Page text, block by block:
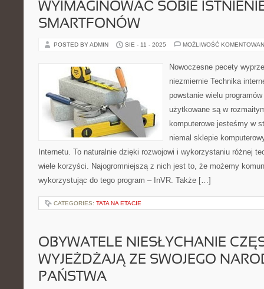
WYIMAGINOWAĆ SOBIE
SMARTFONÓW
POSTED BY ADMIN SIE - 11 - 2025 MOŻLIWOŚĆ
Nowoczesne pecety
niezmiernie Technika
powstanie wielu
użytkowane są w
komputerowe jesteśmy w
niemal sklepie
Internetu. To naturalnie dzięki rozwojowi i wykorzystaniu różnej
wiele korzyści. Najogromniejszą z nich jest to, że możemy
wykorzystując do tego program – InVR. Także […]
CATEGORIES: TATA NA ETACIE
OBYWATELE NIESŁYCHANIE
WYJEŻDŻAJĄ ZE SWOJEGO
PAŃSTWA